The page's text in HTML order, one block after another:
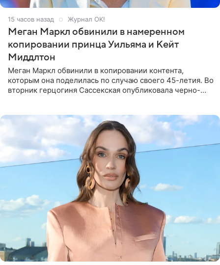
15 часов назад Журнал OK!
Меган Маркл обвинили в намеренном
копировании принца Уильяма и Кейт
Миддлтон
Меган Маркл обвинили в копировании контента,
которым она поделилась по случаю своего 45-летия. Во
вторник герцогиня Сассекская опубликовала черно-